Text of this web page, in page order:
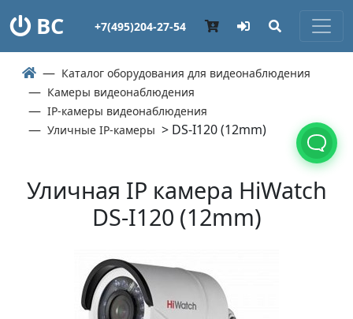
ВС +7(495)204-27-54
Каталог оборудования для видеонаблюдения
Камеры видеонаблюдения
IP-камеры видеонаблюдения
Уличные IP-камеры > DS-I120 (12mm)
Уличная IP камера HiWatch
DS-I120 (12mm)